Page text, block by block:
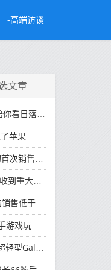
-高端访谈
文章
日落更浪漫
苹果
于今晚开始
大更新
低于预期
计的鼠标
Pro 360笔记本电脑